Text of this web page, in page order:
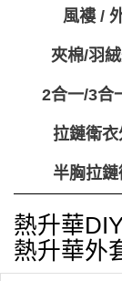
風褸 /
夾棉/羽
2合一/3合
拉鏈衛
半胸拉
熱升華
熱升華外